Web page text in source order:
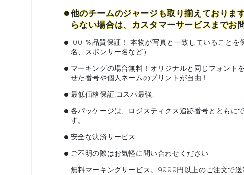
•他のチームのジャージも取り揃えておりま
らない場合は、カスタマーサービスまでお
• 100 ％品質保証！ 本物が写真と一致していることを
名、スポンサー名など）
• マーキングの場合無料！オリジナルと同じフォント
せた番号や個人ネームのプリントが自由！
• 最低価格保証!コスパ最強!
• 各パッケージは、ロジスティクス追跡番号とともに
す。
• 安全な決済サービス
• ご不明の際はお気軽に問い合わせください
無料マーキングサービス。9999円以上のご注文で送